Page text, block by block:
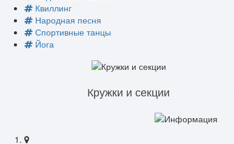
Квиллинг
Народная песня
Спортивные танцы
Йога
Кружки и секции